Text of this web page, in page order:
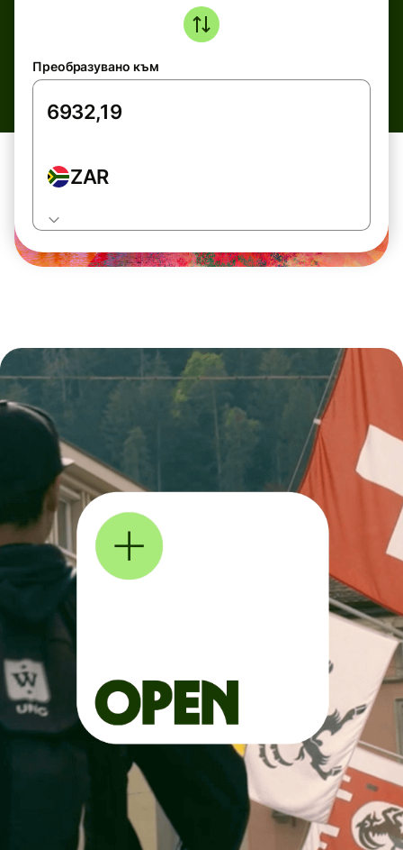
Преобразувано към
ZAR